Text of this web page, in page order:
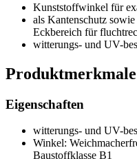
Kunststoffwinkel für
als Kantenschutz
Eckbereich für
witterungs- und UV-
Produktmerkmale
Eigenschaften
witterungs- und UV-
Winkel:
Baustoffklasse B1